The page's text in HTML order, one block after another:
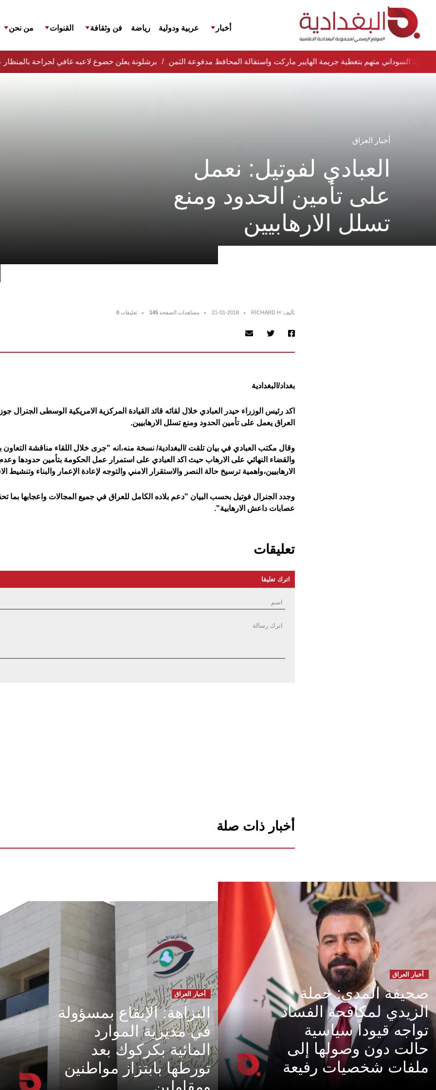
أخبار عربية ودولية رياضة فن وثقافة القنوات من نحن
برشلونة يعلن خضوع لاعبه غافي لجراحة نواب: السوداني متهم بتغطية جريمة الهايبر ماركت واستقالة المحافظ مدفوعة الثمن
أخبار العراق
العبادي لفوتيل: نعمل
على تأمين الحدود ومنع
تسلل الارهابيين
تأليف: RICHARD H 21-01-2018 مشاهدات الصفحة 145 تعليقات 0
بغداد/البغدادية
اكد رئيس الوزراء حيدر العبادي خلال لقائه قائد القيادة المركزية الامريكية الوسطى الجنرال
العراق يعمل على تأمين الحدود ومنع تسلل الارهابيين.
وقال مكتب العبادي في بيان تلقت /البغدادية/ نسخة منه،انه "جرى خلال اللقاء مناقشة التعاون
والقضاء النهائي على الارهاب حيث اكد العبادي على استمرار عمل الحكومة بتأمين حدودها
الارهابيين،واهمية ترسيخ حالة النصر والاستقرار الامني والتوجه لإعادة الإعمار والبناء وتنشيط
وجدد الجنرال فوتيل بحسب البيان "دعم بلاده الكامل للعراق في جميع المجالات واعجابها بما
عصابات داعش الارهابية".
تعليقات
اترك تعليقا
أخبار ذات صلة
أخبار العراق
صحيفة المدى: حملة
الزيدي لمكافحة الفساد
تواجه قيوداً سياسية
حالت دون وصولها إلى
ملفات شخصيات رفيعة
أخبار العراق
النزاهة: الإيقاع بمسؤولة
في مديرية الموارد
المائية بكركوك بعد
تورطها بابتزاز مواطنين